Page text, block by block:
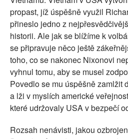
propast, jíž úspěšně využil
přineslo jedno z
historii. Ale jak se blížíme k
se připravuje něco ještě
toho, co se nakonec Nixonovi
vyhnul tomu, aby se musel
Povedlo se mu úspěšně zamlžit
a lži v myslích americké
které udržovaly USA v bezpečí
Rozsah nenávisti, jakou